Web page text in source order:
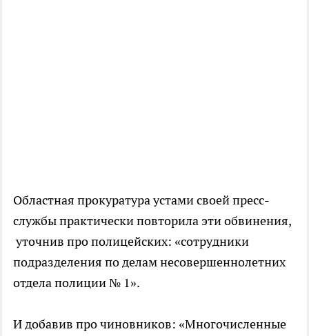
Областная прокуратура устами своей пресс-
службы практически повторила эти обвинения,
уточнив про полицейских: «сотрудники
подразделения по делам несовершеннолетних
отдела полиции № 1».
И добавив про чиновников: «Многочисленные